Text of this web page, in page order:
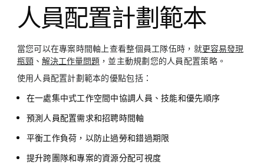
人員配置計劃範本
當您可以在專案時間軸上查看整個員工隊伍時，就更容易發現
瓶頸、 解決工作量問題，並主動規劃您的人員配置策略。
使用人員配置計劃範本的優點包括：
在一處集中式工作空間中協調人員、技能和優先順序
預測人員配置需求和招聘時間軸
平衡工作負荷，以防止過勞和錯過期限
提升跨團隊和專案的資源分配可視度